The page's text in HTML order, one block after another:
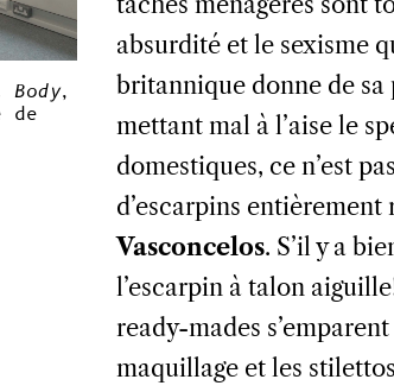
,
de
absurdité et le sexisme
britannique donne de sa
mettant mal à l’aise le
domestiques, ce n’est
d’escarpins entièrement
Vasconcelos. S’il y a
l’escarpin à talon
ready-mades
maquillage et les